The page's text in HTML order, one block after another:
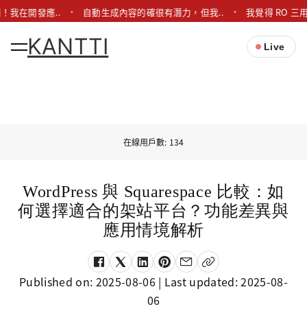
我在開發應.. 自動生成內容的確很有潛力，但我.. 我覺得 RO 三
KANTTI Live
在線用戶數: 134
WordPress 與 Squarespace 比較：如
何選擇適合的架站平台？功能差異與
應用情境解析
Published on: 2025-08-06| Last updated:2025-08-
06